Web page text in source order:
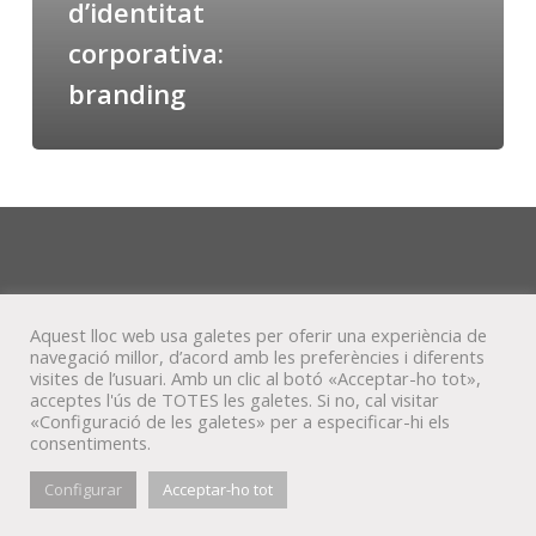
d’identitat
corporativa:
branding
© Veta Visual, 2022
blueskybehancemixcloud
Aquest lloc web usa galetes per oferir una experiència de
navegació millor, d’acord amb les preferències i diferents
visites de l’usuari. Amb un clic al botó «Acceptar-ho tot»,
acceptes l'ús de TOTES les galetes. Si no, cal visitar
«Configuració de les galetes» per a especificar-hi els
consentiments.
Configurar Acceptar-ho tot